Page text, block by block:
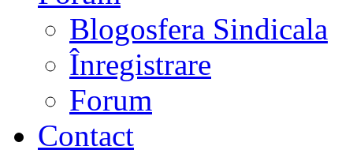
Blogosfera Sindicala
Înregistrare
Forum
Contact